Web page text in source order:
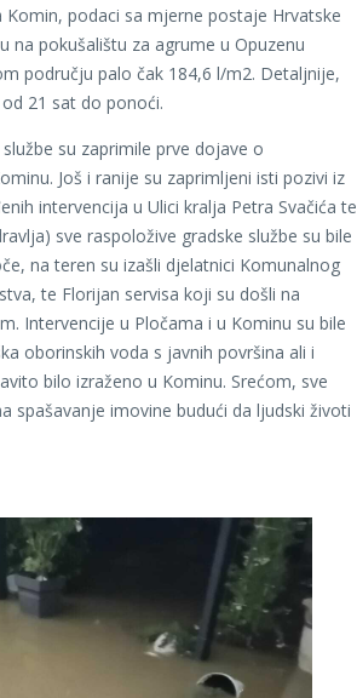
podaci sa mjerne postaje Hrvatske
na pokušalištu za agrume u Opuzenu
području palo čak 184,6 l/m2. Detaljnije,
21 sat do ponoći.
su zaprimile prve dojave o
Još i ranije su zaprimljeni isti pozivi iz
intervencija u Ulici kralja Petra Svačića te
sve raspoložive gradske službe su bile
na teren su izašli djelatnici Komunalnog
te Florijan servisa koji su došli na
Intervencije u Pločama i u Kominu su bile
oborinskih voda s javnih površina ali i
bilo izraženo u Kominu. Srećom, sve
spašavanje imovine budući da ljudski životi